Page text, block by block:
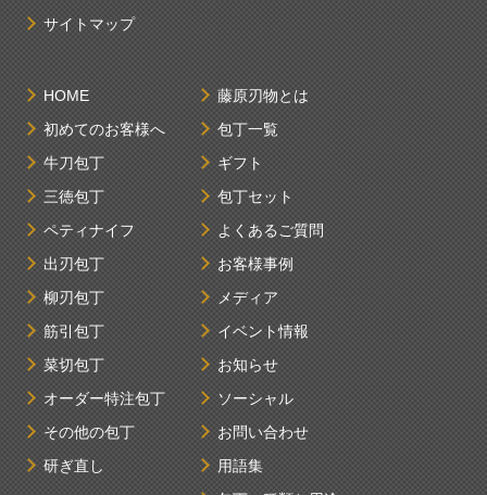
サイトマップ
HOME
初めてのお客様へ
牛刀包丁
三徳包丁
ペティナイフ
出刃包丁
柳刃包丁
筋引包丁
菜切包丁
オーダー特注包丁
その他の包丁
研ぎ直し
藤原刃物とは
包丁一覧
ギフト
包丁セット
よくあるご質問
お客様事例
メディア
イベント情報
お知らせ
ソーシャル
お問い合わせ
用語集